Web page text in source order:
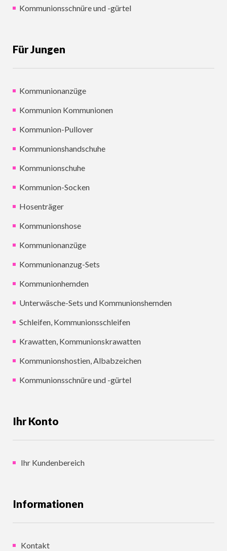
Kommunionsschnüre und -gürtel
Für Jungen
Kommunionanzüge
Kommunion Kommunionen
Kommunion-Pullover
Kommunionshandschuhe
Kommunionschuhe
Kommunion-Socken
Hosenträger
Kommunionshose
Kommunionanzüge
Kommunionanzug-Sets
Kommunionhemden
Unterwäsche-Sets und Kommunionshemden
Schleifen, Kommunionsschleifen
Krawatten, Kommunionskrawatten
Kommunionshostien, Albabzeichen
Kommunionsschnüre und -gürtel
Ihr Konto
Ihr Kundenbereich
Informationen
Kontakt